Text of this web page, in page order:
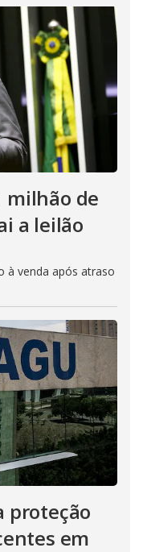
milhão de
a leilão
à venda após atraso
proteção
em